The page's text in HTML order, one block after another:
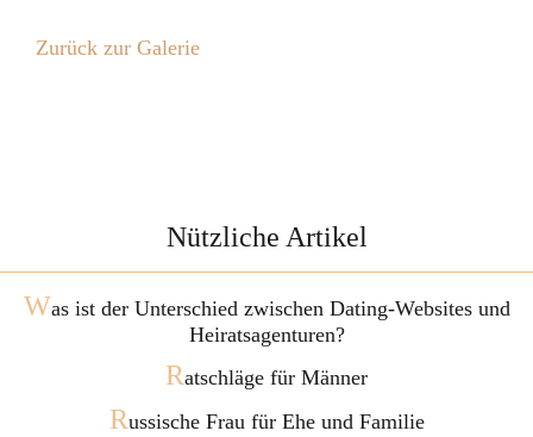
Zurück zur Galerie
Nützliche Artikel
Was ist der Unterschied zwischen Dating-Websites und
Heiratsagenturen?
Ratschläge für Männer
Russische Frau für Ehe und Familie